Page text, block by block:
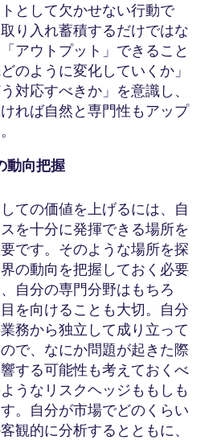
として欠かせない行動で
り入れ蓄積するだけではな
アウトプット」できること
のように変化していくか」
対応すべきか」を意識し、
れば自然と専門性もアップ
動向把握
ての価値を上げるには、自
を十分に発揮できる場所を
です。そのような場所を探
の動向を把握しておく必要
自分の専門分野はもちろ
を向けることも大切。自分
務から独立して成り立って
で、なにか問題が起きた際
する可能性も考えておくべ
うなリスクヘッジももしも
。自分が市場でどのくらい
観的に分析するとともに、